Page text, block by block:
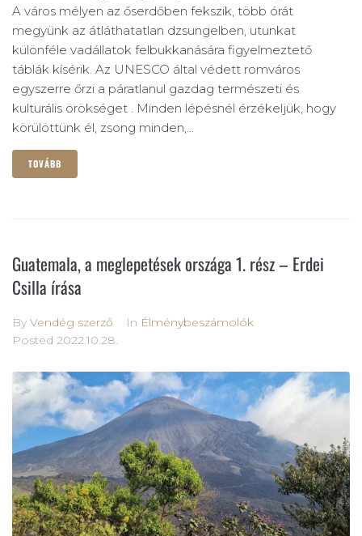
A város mélyen az őserdőben fekszik, több órát
megyünk az átláthatatlan dzsungelben, utunkat
különféle vadállatok felbukkanására figyelmeztető
táblák kísérik. Az UNESCO által védett romváros
egyszerre őrzi a páratlanul gazdag természeti és
kulturális örökséget . Minden lépésnél érzékeljük, hogy
körülöttünk él, zsong minden,...
TOVÁBB
Guatemala, a meglepetések országa 1. rész – Erdei
Csilla írása
By Vendég szerző In Élménybeszámolók
Posted 2022.10.28.